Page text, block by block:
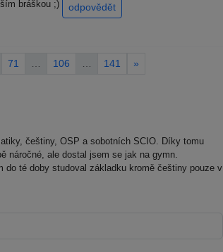
bráškou ;)
odpovědět
71 106 141 »
češtiny, OSP a sobotních SCIO. Díky tomu
náročné, ale dostal jsem se jak na gymn.
té doby studoval základku kromě češtiny pouze v